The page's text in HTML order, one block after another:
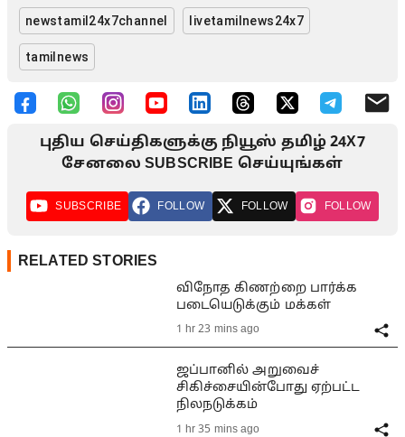
newstamil24x7channel livetamilnews24x7
tamilnews
புதிய செய்திகளுக்கு நியூஸ் தமிழ் 24X7
சேனலை SUBSCRIBE செய்யுங்கள்
SUBSCRIBE FOLLOW FOLLOW FOLLOW
RELATED STORIES
விநோத கிணற்றை பார்க்க
படையெடுக்கும் மக்கள்
1 hr 23 mins ago
ஜப்பானில் அறுவைச்
சிகிச்சையின்போது ஏற்பட்ட
நிலநடுக்கம்
1 hr 35 mins ago